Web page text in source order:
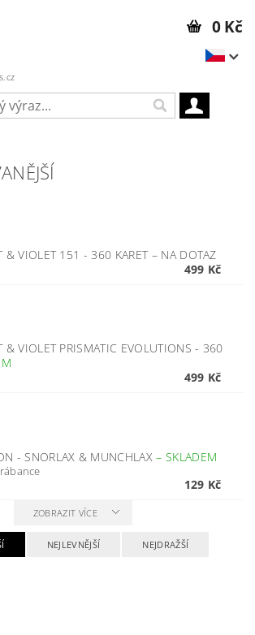
0 Kč
& VIOLET 151 - 360 KARET – NA DOTAZ
499 Kč
& VIOLET PRISMATIC EVOLUTIONS - 360
499 Kč
- SNORLAX & MUNCHLAX– SKLADEM
129 Kč
ZOBRAZIT VÍCE
NEJLEVNĚJŠÍ NEJDRAŽŠÍ